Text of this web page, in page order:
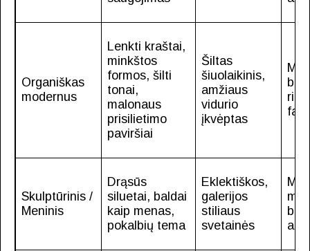
Organiškas
modernus
Lenkti kraštai,
minkštos
formos, šilti
tonai,
malonaus
prisilietimo
paviršiai
Šiltas
šiuolaikinis,
amžiaus
vidurio
įkvėptas
Skulptūrinis /
Meninis
Drąsūs
siluetai, baldai
kaip menas,
pokalbių tema
Eklektiškos,
galerijos
stiliaus
svetainės